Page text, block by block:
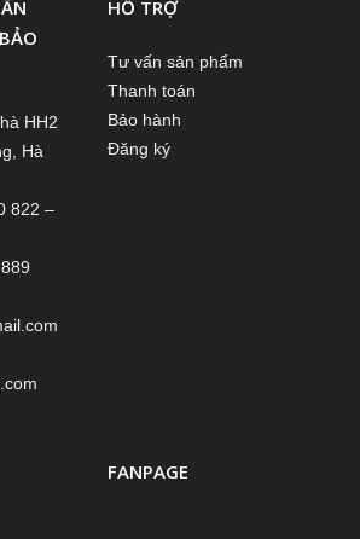
HH2
Hà
822 –
HỖ TRỢ
Tư vấn sản phẩm
Thanh toán
Bảo hành
Đăng ký
FANPAGE